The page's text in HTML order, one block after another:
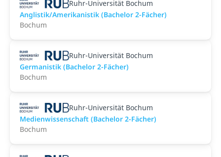
Ruhr-Universität Bochum
Anglistik/Amerikanistik (Bachelor 2-Fächer)
Bochum
Ruhr-Universität Bochum
Germanistik (Bachelor 2-Fächer)
Bochum
Ruhr-Universität Bochum
Medienwissenschaft (Bachelor 2-Fächer)
Bochum